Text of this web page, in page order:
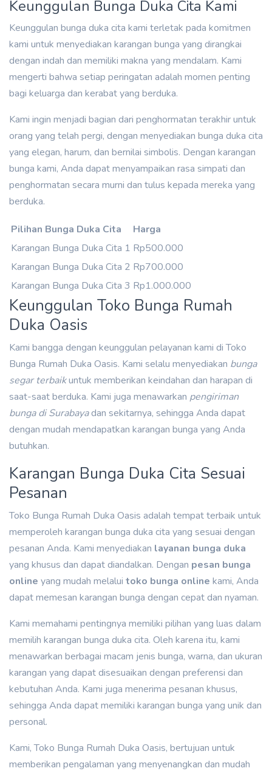
Keunggulan Bunga Duka Cita Kami
Keunggulan bunga duka cita kami terletak pada komitmen
kami untuk menyediakan karangan bunga yang dirangkai
dengan indah dan memiliki makna yang mendalam. Kami
mengerti bahwa setiap peringatan adalah momen penting
bagi keluarga dan kerabat yang berduka.
Kami ingin menjadi bagian dari penghormatan terakhir untuk
orang yang telah pergi, dengan menyediakan bunga duka cita
yang elegan, harum, dan bernilai simbolis. Dengan karangan
bunga kami, Anda dapat menyampaikan rasa simpati dan
penghormatan secara murni dan tulus kepada mereka yang
berduka.
Pilihan Bunga Duka Cita
Harga
Karangan Bunga Duka Cita 1 Rp500.000
Karangan Bunga Duka Cita 2 Rp700.000
Karangan Bunga Duka Cita 3 Rp1.000.000
Keunggulan Toko Bunga Rumah
Duka Oasis
Kami bangga dengan keunggulan pelayanan kami di Toko
Bunga Rumah Duka Oasis. Kami selalu menyediakan bunga
segar terbaikuntuk memberikan keindahan dan harapan di
saat-saat berduka. Kami juga menawarkan pengiriman
bunga di Surabayadan sekitarnya, sehingga Anda dapat
dengan mudah mendapatkan karangan bunga yang Anda
butuhkan.
Karangan Bunga Duka Cita Sesuai
Pesanan
Toko Bunga Rumah Duka Oasis adalah tempat terbaik untuk
memperoleh karangan bunga duka cita yang sesuai dengan
pesanan Anda. Kami menyediakan layanan bunga duka
yang khusus dan dapat diandalkan. Dengan pesan bunga
online yang mudah melalui toko bunga online kami, Anda
dapat memesan karangan bunga dengan cepat dan nyaman.
Kami memahami pentingnya memiliki pilihan yang luas dalam
memilih karangan bunga duka cita. Oleh karena itu, kami
menawarkan berbagai macam jenis bunga, warna, dan ukuran
karangan yang dapat disesuaikan dengan preferensi dan
kebutuhan Anda. Kami juga menerima pesanan khusus,
sehingga Anda dapat memiliki karangan bunga yang unik dan
personal.
Kami, Toko Bunga Rumah Duka Oasis, bertujuan untuk
memberikan pengalaman yang menyenangkan dan mudah